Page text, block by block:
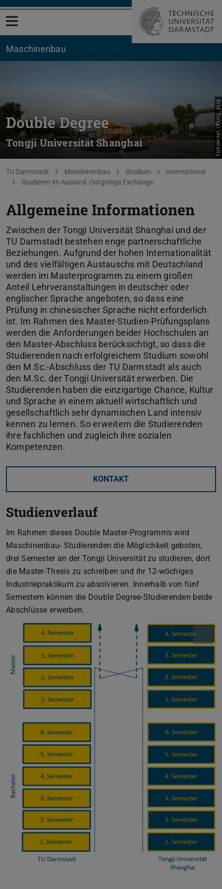
Menü öffnen
Maschinenbau
Double Degree
Tongji Universität Shanghai Bild: Tongji University
Sie befinden sich hier:
TU Darmstadt Maschinenbau Studium
International
Studieren im Ausland: Outgoings Exchange
Allgemeine Informationen
Zwischen der Tongji Universität Shanghai und der
TU Darmstadt bestehen enge partnerschaftliche
Beziehungen. Aufgrund der hohen Internationalität
und des vielfältigen Austauschs mit Deutschland
werden im Masterprogramm zu einem großen
Anteil Lehrveranstaltungen in deutscher oder
englischer Sprache angeboten, so dass eine
Prüfung in chinesischer Sprache nicht erforderlich
ist. Im Rahmen des Master-Studien-Prüfungsplans
werden die Anforderungen beider Hochschulen an
den Master-Abschluss berücksichtigt, so dass die
Studierenden nach erfolgreichem Studium sowohl
den M.Sc.-Abschluss der TU Darmstadt als auch
den M.Sc. der Tongji Universität erwerben. Die
Studierenden haben die einzigartige Chance, Kultur
und Sprache in einem aktuell wirtschaftlich und
gesellschaftlich sehr dynamischen Land intensiv
kennen zu lernen. So erweitern die Studierenden
ihre fachlichen und zugleich ihre sozialen
Kompetenzen.
KONTAKT
Studienverlauf
Im Rahmen dieses Double Master-Programms wird
Maschinenbau- Studierenden die Möglichkeit geboten,
drei Semester an der Tongji Universität zu studieren, dort
die Master-Thesis zu schreiben und ihr 12-wöchiges
Industriepraktikum zu absolvieren. Innerhalb von fünf
Semestern können die Double Degree-Studierenden beide
Abschlüsse erwerben.